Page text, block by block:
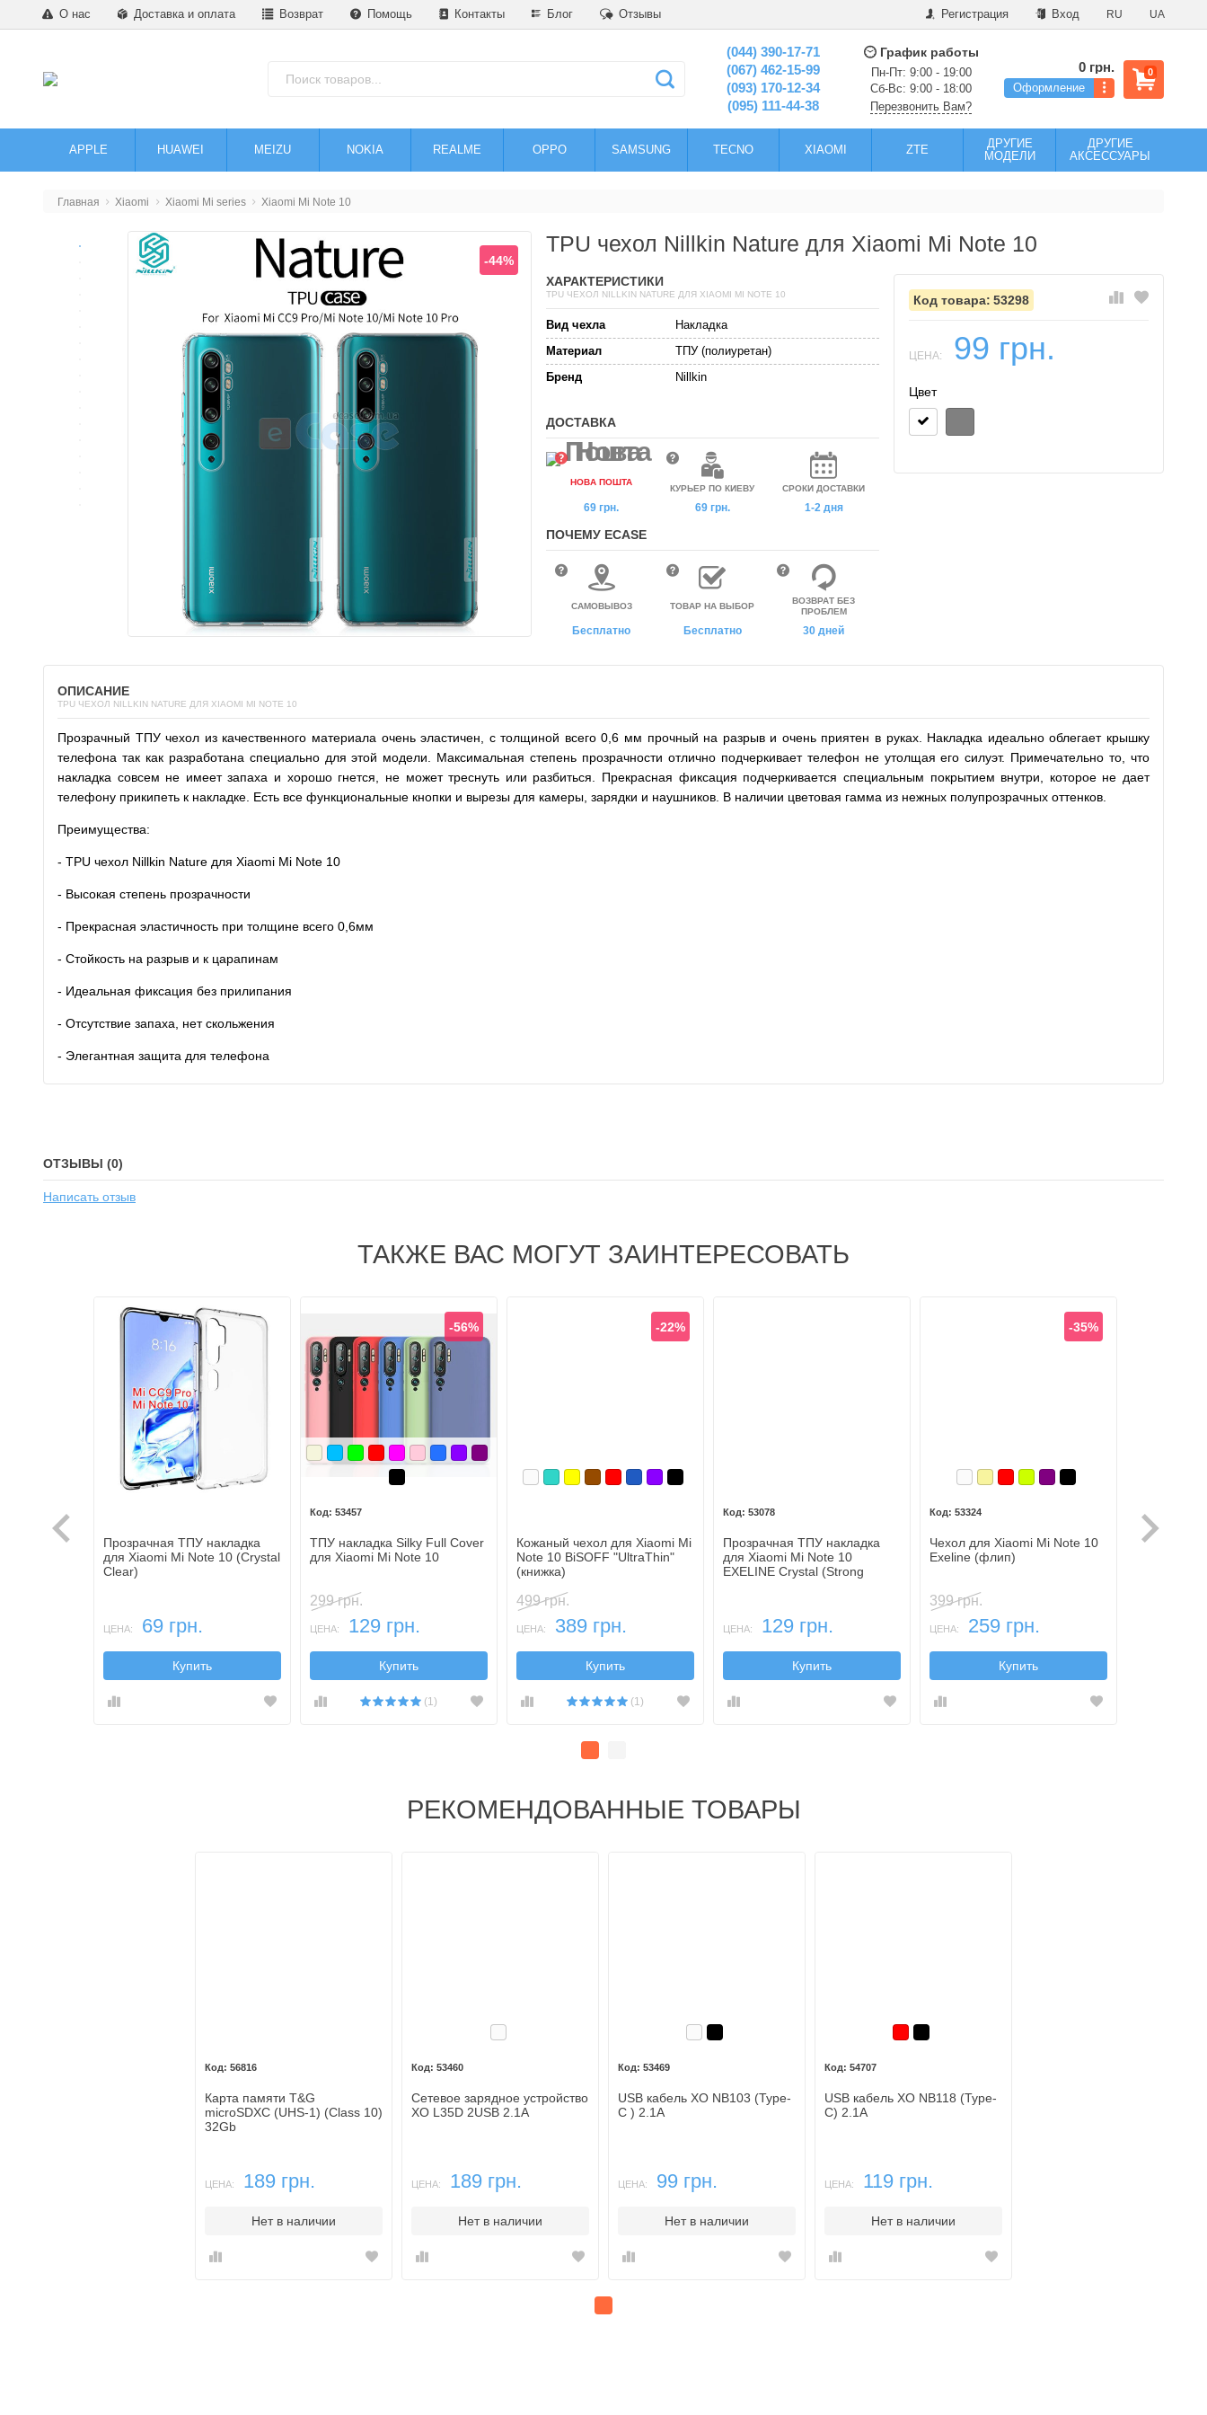
О нас Доставка и оплата Возврат Помощь Контакты Блог Отзывы Регистрация Вход RU UA
(044) 390-17-71
(067) 462-15-99
(093) 170-12-34
(095) 111-44-38
График работы
Пн-Пт: 9:00 - 19:00
Сб-Вс: 9:00 - 18:00
Перезвонить Вам?
0
0 грн.
Оформление
APPLE HUAWEI MEIZU NOKIA REALME OPPO SAMSUNG TECNO XIAOMI ZTE
ДРУГИЕ
МОДЕЛИ
ДРУГИЕ
АКСЕССУАРЫ
Главная Xiaomi Xiaomi Mi series Xiaomi Mi Note 10
-44%
TPU чехол Nillkin Nature для Xiaomi Mi Note 10
53298
ЦЕНА: 99 грн.
Цвет
ХАРАКТЕРИСТИКИ
TPU ЧЕХОЛ NILLKIN NATURE ДЛЯ XIAOMI MI NOTE 10
Вид чехла
Накладка
Материал
ТПУ (полиуретан)
Бренд
Nillkin
ДОСТАВКА
НОВА ПОШТА
69 грн.
КУРЬЕР ПО КИЕВУ
69 грн.
СРОКИ ДОСТАВКИ
1-2 дня
ПОЧЕМУ ECASE
САМОВЫВОЗ
Бесплатно
ТОВАР НА ВЫБОР
Бесплатно
ВОЗВРАТ БЕЗ
ПРОБЛЕМ
30 дней
ОПИСАНИЕ
TPU ЧЕХОЛ NILLKIN NATURE ДЛЯ XIAOMI MI NOTE 10
Прозрачный ТПУ чехол из качественного материала очень эластичен, с толщиной всего 0,6 мм прочный на разрыв и очень приятен в руках. Накладка идеально облегает крышку
телефона так как разработана специально для этой модели. Максимальная степень прозрачности отлично подчеркивает телефон не утолщая его силуэт. Примечательно то, что
накладка совсем не имеет запаха и хорошо гнется, не может треснуть или разбиться. Прекрасная фиксация подчеркивается специальным покрытием внутри, которое не дает
телефону прикипеть к накладке. Есть все функциональные кнопки и вырезы для камеры, зарядки и наушников. В наличии цветовая гамма из нежных полупрозрачных оттенков.
Преимущества:
- TPU чехол Nillkin Nature для Xiaomi Mi Note 10
- Высокая степень прозрачности
- Прекрасная эластичность при толщине всего 0,6мм
- Стойкость на разрыв и к царапинам
- Идеальная фиксация без прилипания
- Отсутствие запаха, нет скольжения
- Элегантная защита для телефона
ОТЗЫВЫ (0)
Написать отзыв
ТАКЖЕ ВАС МОГУТ ЗАИНТЕРЕСОВАТЬ
Прозрачная ТПУ накладка
для Xiaomi Mi Note 10 (Crystal
Clear)
ЦЕНА: 69 грн.
Купить
Бежевый
Голубой
Зеленый
Красный
Малиновый
Розовый
СинийФиолетовый
Фиолетовый, темный
Черный
-56%
53457
ТПУ накладка Silky Full Cover
для Xiaomi Mi Note 10
299 грн.
ЦЕНА: 129 грн.
Купить
(1)
БелыйБирюзовый
Желтый
Коричневый
Красный
Синий, темный
Фиолетовый
Черный
-22%
Кожаный чехол для Xiaomi Mi
Note 10 BiSOFF "UltraThin"
(книжка)
499 грн.
ЦЕНА: 389 грн.
Купить
(1)
53078
Прозрачная ТПУ накладка
для Xiaomi Mi Note 10
EXELINE Crystal (Strong
ЦЕНА: 129 грн.
Купить
БелыйЗолотой
Красный
ЛаймФиолетовый, темный
Черный
-35%
53324
Чехол для Xiaomi Mi Note 10
Exeline (флип)
399 грн.
ЦЕНА: 259 грн.
Купить
Защитная
РЕКОМЕНДОВАННЫЕ ТОВАРЫ
56816
Карта памяти T&G
microSDXC (UHS-1) (Class 10)
32Gb
ЦЕНА: 189 грн.
Нет в наличии
Белый
53460
Сетевое зарядное устройство
XO L35D 2USB 2.1A
ЦЕНА: 189 грн.
Нет в наличии
БелыйЧерный
53469
USB кабель XO NB103 (Type-
C ) 2.1A
ЦЕНА: 99 грн.
Нет в наличии
Красный
Черный
54707
USB кабель XO NB118 (Type-
C) 2.1A
ЦЕНА: 119 грн.
Нет в наличии